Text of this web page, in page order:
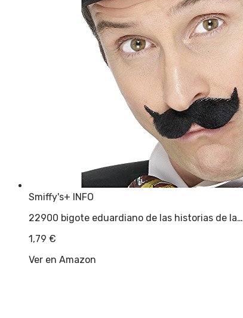
Smiffy's+ INFO
22900 bigote eduardiano de las historias de la…
1,79 €
Ver en Amazon